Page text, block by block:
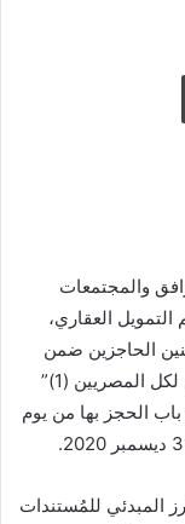
طباعة
والمجتمعات
العقاري،
الحاجزين ضمن
إعلان المرحلة الأولى للمُبادرة الرئاسية “سكن لكل المصريين (1)”
الحجز بها من يوم
المبدئي للمُستندات